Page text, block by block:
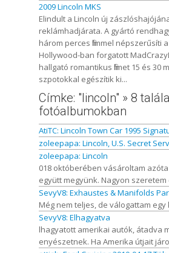
2009 Lincoln MKS
Elindult a Lincoln új
reklámhadjárata. A gyártó
három perces filmmel népszerűsíti a
Hollywood-ban forgatott
hallgató romantikus filmet 15 és 30
szpotokkal egészítik ki...
Címke: "lincoln" » 8
fotóalbumokban
AtiTC: Lincoln Town Car 1995
zoleepapa: Lincoln, U.S. Secret
zoleepapa: Lincoln
018 októberében vásároltam
együtt megyünk. Nagyon
SevyV8: Exhaustes & Manifolds
Még nem teljes, de válogattam egy
SevyV8: Elhagyatva
lhagyatott amerikai autók, átadva
enyészetnek. Ha Amerika útjait